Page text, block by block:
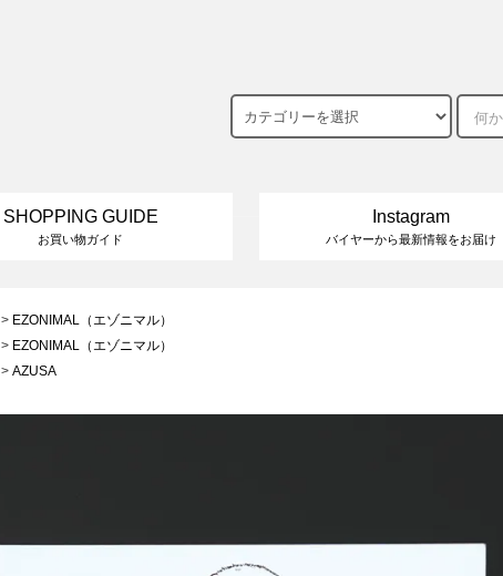
SHOPPING GUIDE
お買い物ガイド
Instagram
バイヤーから最新情報をお届け
> EZONIMAL（エゾニマル）
> EZONIMAL（エゾニマル）
> AZUSA